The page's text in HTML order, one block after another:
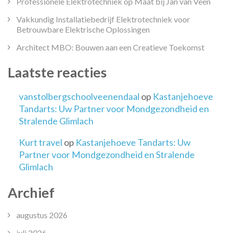
Vakkundig Installatiebedrijf Elektrotechniek voor
Betrouwbare Elektrische Oplossingen
Architect MBO: Bouwen aan een Creatieve Toekomst
Laatste reacties
vanstolbergschoolveenendaal op Kastanjehoeve
Tandarts: Uw Partner voor Mondgezondheid en
Stralende Glimlach
Kurt travel op Kastanjehoeve Tandarts: Uw
Partner voor Mondgezondheid en Stralende
Glimlach
Archief
augustus 2026